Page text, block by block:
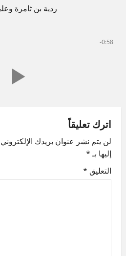
ردية بن ثامرة
-0:58
اترك تعليقاً
لن يتم نشر عنوان بريدك
إليها بـ*
التعليق *